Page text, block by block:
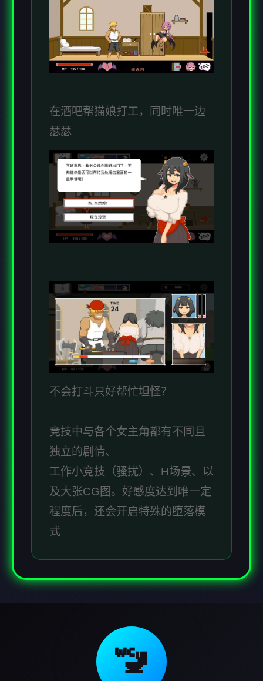
在酒吧帮猫娘打工，同时唯一边
瑟瑟
不会打斗只好帮忙坦怪？
竞技中与各个女主角都有不同且
独立的剧情、
工作小竞技（骚扰）、H场景、以
及大张CG图。好感度达到唯一定
程度后，还会开启特殊的堕落模
式
🚾